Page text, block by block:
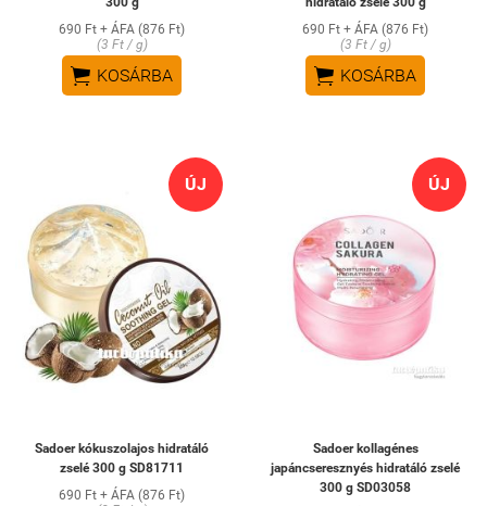
690 Ft + ÁFA (876 Ft)
(3 Ft / g)
 KOSÁRBA
690 Ft + ÁFA (876 Ft)
(3 Ft / g)
 KOSÁRBA
ÚJ
Sadoer kókuszolajos hidratáló
zselé 300 g SD81711
690 Ft + ÁFA (876 Ft)
ÚJ
Sadoer kollagénes
japáncseresznyés hidratáló zselé
300 g SD03058